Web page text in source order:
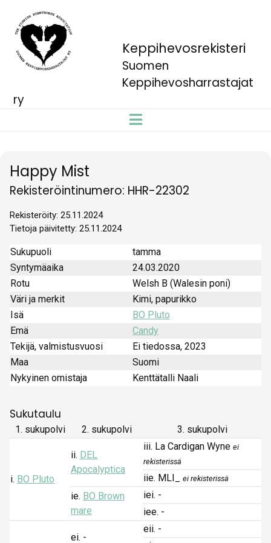
Keppihevosrekisteri
Suomen
Keppihevosharrastajat
ry
Happy Mist
Rekisteröintinumero: HHR-22302
Rekisteröity: 25.11.2024
Tietoja päivitetty: 25.11.2024
Sukupuoli
tamma
Syntymäaika
24.03.2020
Rotu
Welsh B (Walesin poni)
Väri ja merkit
Kimi, papurikko
Isä
BO Pluto
Emä
Candy
Tekijä, valmistusvuosi
Ei tiedossa, 2023
Maa
Suomi
Nykyinen omistaja
Kenttätalli Naali
Sukutaulu
1. sukupolvi 2. sukupolvi 3. sukupolvi
i. BO Pluto
ii. DEL
Apocalyptica
iii. La Cardigan Wyne ei
rekisterissä
iie. MLI_ ei rekisterissä
ie. BO Brown
mare
iei. -
iee. -
ei. -
eii. -